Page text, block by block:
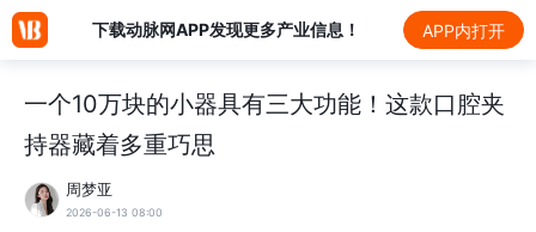
下载动脉网APP发现更多产业信息！ APP内打开
一个10万块的小器具有三大功能！这款口腔夹
持器藏着多重巧思
周梦亚
2026-06-13 08:00